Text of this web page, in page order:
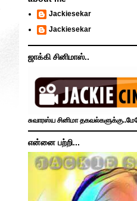
Jackiesekar
Jackiesekar
ஜாக்கி சினிமாஸ்..
சுவாரஸ்ய சினிமா
என்னை பற்றி...